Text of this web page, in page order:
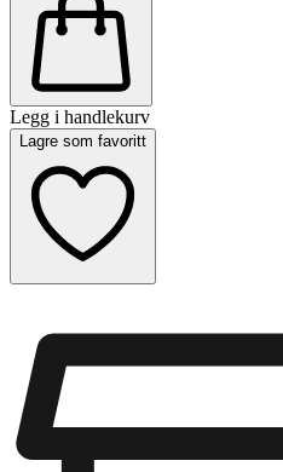
Legg i handlekurv
Lagre som favoritt